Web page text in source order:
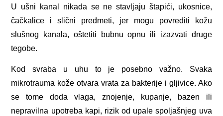
U ušni kanal nikada se ne stavljaju štapići, ukosnice,
čačkalice i slični predmeti, jer mogu povrediti kožu
slušnog kanala, oštetiti bubnu opnu ili izazvati druge
tegobe.
Kod svraba u uhu to je posebno važno. Svaka
mikrotrauma kože otvara vrata za bakterije i gljivice. Ako
se tome doda vlaga, znojenje, kupanje, bazen ili
nepravilna upotreba kapi, rizik od upale spoljašnjeg uva